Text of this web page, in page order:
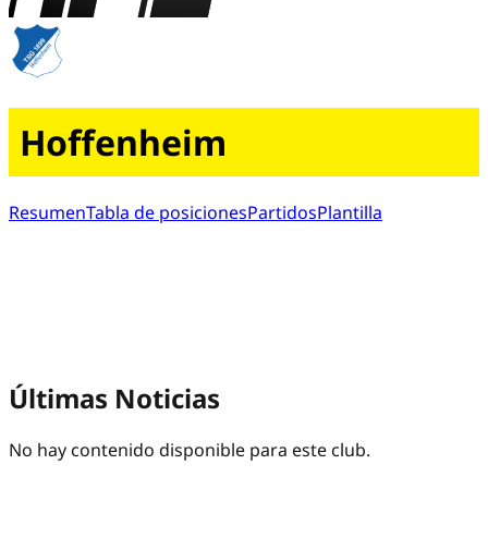
Hoffenheim
ResumenTabla de posicionesPartidosPlantilla
Últimas Noticias
No hay contenido disponible para este club.